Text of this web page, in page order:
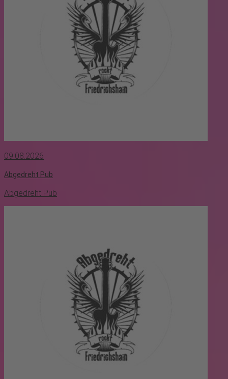
09.08.2026
Abgedreht Pub
Abgedreht Pub